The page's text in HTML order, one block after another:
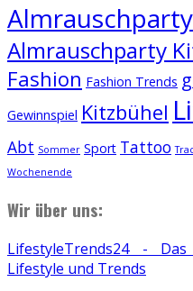
Almrauschparty
Almrauschparty
Fashion Fashion Trends
Gewinnspiel Kitzbühel
Abt Sommer Sport Tattoo
Wochenende
Wir über uns:
LifestyleTrends24 -
Lifestyle und Trends